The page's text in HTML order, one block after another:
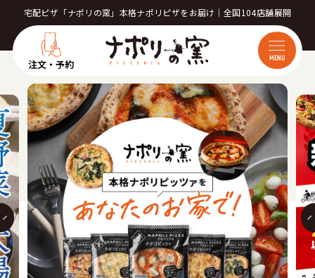
宅配ピザ「ナポリの窯」本格ナポリピザをお届け｜全国104店舗展開
注文・予約 MENU